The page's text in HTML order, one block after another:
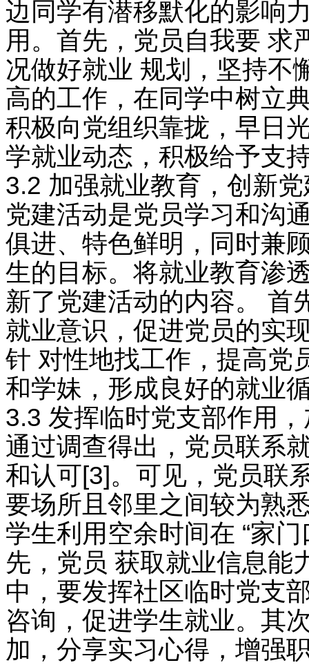
边同学有潜移默化的影响
用。首先，党员自我要 求
况做好就业 规划，坚持不
高的工作，在同学中树立
积极向党组织靠拢，早日
学就业动态，积极给予支
3.2 加强就业教育，创新
党建活动是党员学习和沟
俱进、特色鲜明，同时兼
生的目标。将就业教育渗
新了党建活动的内容。 首
就业意识，促进党员的实
针 对性地找工作，提高党
和学妹，形成良好的就业
3.3 发挥临时党支部作用
通过调查得出，党员联系
和认可[3]。可见，党员联
要场所且邻里之间较为熟
学生利用空余时间在 “家
先，党员 获取就业信息能
中，要发挥社区临时党支
咨询，促进学生就业。其
加，分享实习心得，增强